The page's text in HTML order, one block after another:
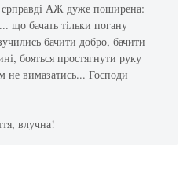
АЖ дуже поширена:
що бачать тільки погану
бачити добро, бачити
бояться простягнути руку
вимазатись... Господи
влучна!